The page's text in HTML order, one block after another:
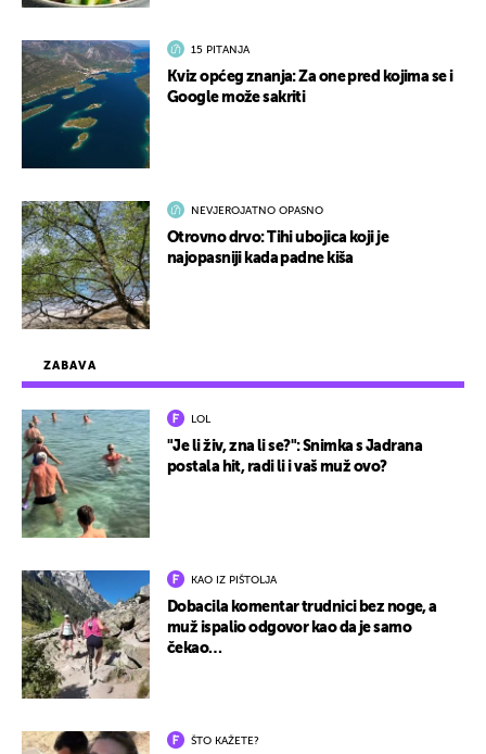
ZABAVA
LOL
"Je li živ, zna li se?": Snimka s Jadrana
postala hit, radi li i vaš muž ovo?
KAO IZ PIŠTOLJA
Dobacila komentar trudnici bez noge, a
muž ispalio odgovor kao da je samo
čekao…
ŠTO KAŽETE?
15 PITANJA
Kviz općeg znanja: Za one pred kojima se i
Google može sakriti
NEVJEROJATNO OPASNO
Otrovno drvo: Tihi ubojica koji je
najopasniji kada padne kiša